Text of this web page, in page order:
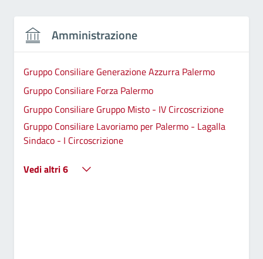
Amministrazione
Gruppo Consiliare Generazione Azzurra Palermo
Gruppo Consiliare Forza Palermo
Gruppo Consiliare Gruppo Misto - IV Circoscrizione
Gruppo Consiliare Lavoriamo per Palermo - Lagalla
Sindaco - I Circoscrizione
Vedi altri 6